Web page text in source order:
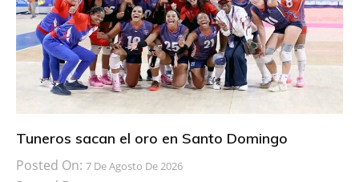
o
k
r
t
i
r
Tuneros sacan el oro en Santo Domingo
Posted On: 7 De Agosto De 2026